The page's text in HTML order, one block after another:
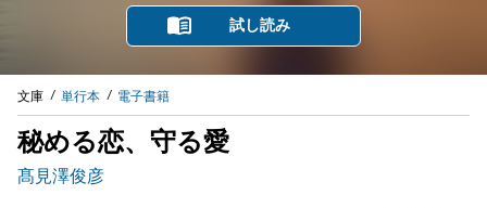
試し読み
文庫 単行本 電子書籍
秘める恋、守る愛
髙見澤俊彦